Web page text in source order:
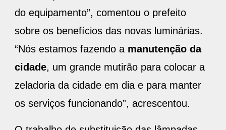
do equipamento”, comentou o prefeito
sobre os benefícios das novas luminárias.
“Nós estamos fazendo a manutenção da
cidade, um grande mutirão para colocar a
zeladoria da cidade em dia e para manter
os serviços funcionando”, acrescentou.